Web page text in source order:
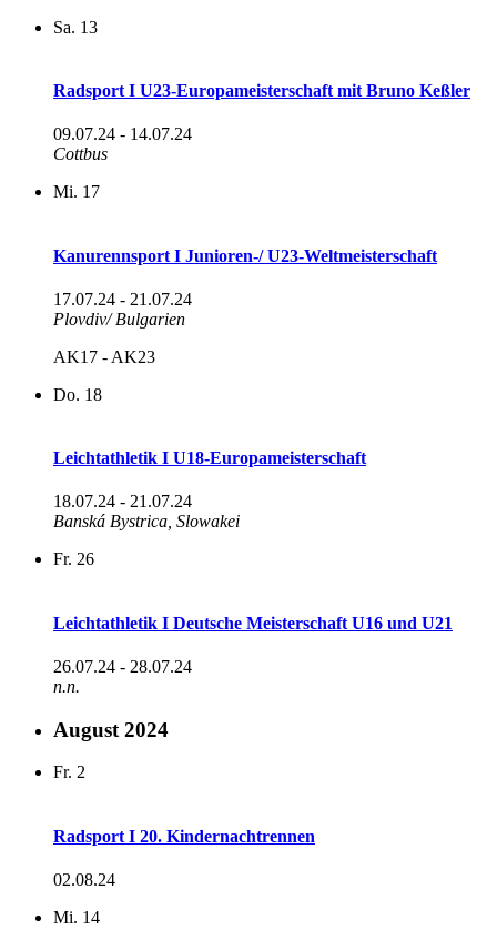
Sa. 13
Radsport I U23-Europameisterschaft mit Bruno Keßler
09.07.24 - 14.07.24
Cottbus
Mi. 17
Kanurennsport I Junioren-/ U23-Weltmeisterschaft
17.07.24 - 21.07.24
Plovdiv/ Bulgarien
AK17 - AK23
Do. 18
Leichtathletik I U18-Europameisterschaft
18.07.24 - 21.07.24
Banská Bystrica, Slowakei
Fr. 26
Leichtathletik I Deutsche Meisterschaft U16 und U21
26.07.24 - 28.07.24
n.n.
August 2024
Fr. 2
Radsport I 20. Kindernachtrennen
02.08.24
Mi. 14